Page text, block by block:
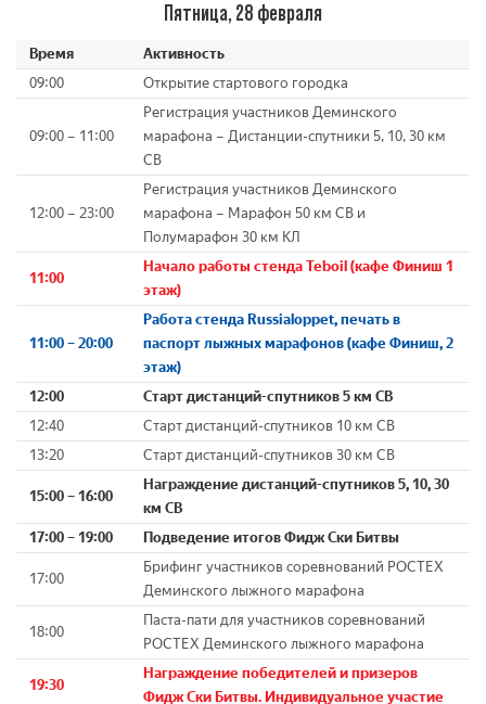
Пятница, 28 февраля
Время
Активность
09:00
Открытие стартового городка
09:00 – 11:00
Регистрация участников Деминского
марафона – Дистанции-спутники 5, 10, 30 км
СВ
12:00 – 23:00
Регистрация участников Деминского
марафона – Марафон 50 км СВ и
Полумарафон 30 км КЛ
11:00
Начало работы стенда Teboil (кафе Финиш 1
этаж)
11:00 – 20:00
Работа стенда Russialoppet, печать в
паспорт лыжных марафонов (кафе Финиш, 2
этаж)
12:00
Старт дистанций-спутников 5 км СВ
12:40
Старт дистанций-спутников 10 км СВ
13:20
Старт дистанций-спутников 30 км СВ
15:00 – 16:00
Награждение дистанций-спутников 5, 10, 30
км СВ
17:00 – 19:00
Подведение итогов Фидж Ски Битвы
17:00
Брифинг участников соревнований РОСТЕХ
Деминского лыжного марафона
18:00
Паста-пати для участников соревнований
РОСТЕХ Деминского лыжного марафона
19:30
Награждение победителей и призеров
Фидж Ски Битвы. Индивидуальное участие